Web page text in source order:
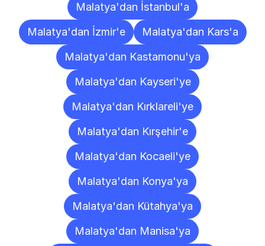
Malatya'dan İstanbul'a
Malatya'dan İzmir'e
Malatya'dan Kars'a
Malatya'dan Kastamonu'ya
Malatya'dan Kayseri'ye
Malatya'dan Kırklareli'ye
Malatya'dan Kırşehir'e
Malatya'dan Kocaeli'ye
Malatya'dan Konya'ya
Malatya'dan Kütahya'ya
Malatya'dan Manisa'ya